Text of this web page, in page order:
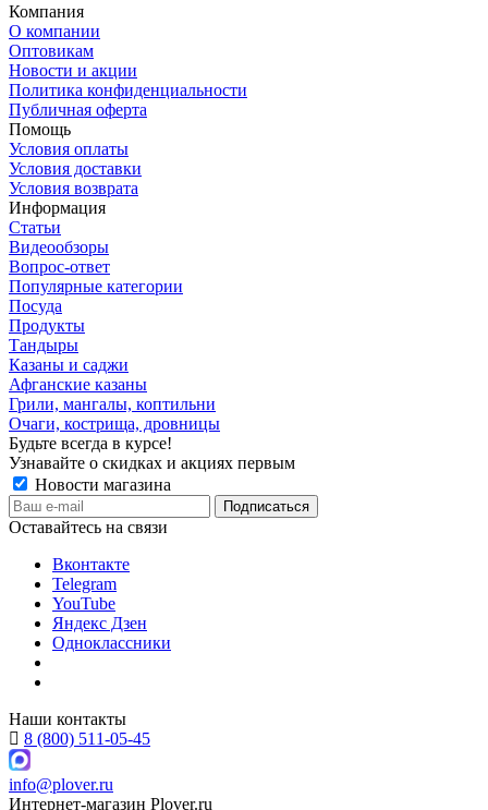
Компания
О компании
Оптовикам
Новости и акции
Политика конфиденциальности
Публичная оферта
Помощь
Условия оплаты
Условия доставки
Условия возврата
Информация
Статьи
Видеообзоры
Вопрос-ответ
Популярные категории
Посуда
Продукты
Тандыры
Казаны и саджи
Афганские казаны
Грили, мангалы, коптильни
Очаги, кострища, дровницы
Будьте всегда в курсе!
Узнавайте о скидках и акциях первым
Новости магазина
Оставайтесь на связи
Вконтакте
Telegram
YouTube
Яндекс Дзен
Одноклассники
Наши контакты
8 (800) 511-05-45
info@plover.ru
Интернет-магазин Plover.ru